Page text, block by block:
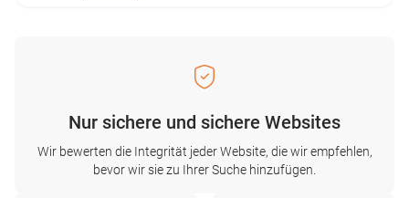
Nur sichere und sichere Websites
Wir bewerten die Integrität jeder Website, die wir empfehlen,
bevor wir sie zu Ihrer Suche hinzufügen.